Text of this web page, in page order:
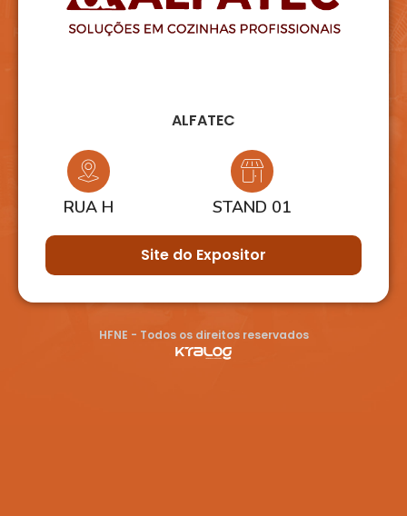
ALFATEC
RUA H STAND 01
Site do Expositor
HFNE - Todos os direitos reservados